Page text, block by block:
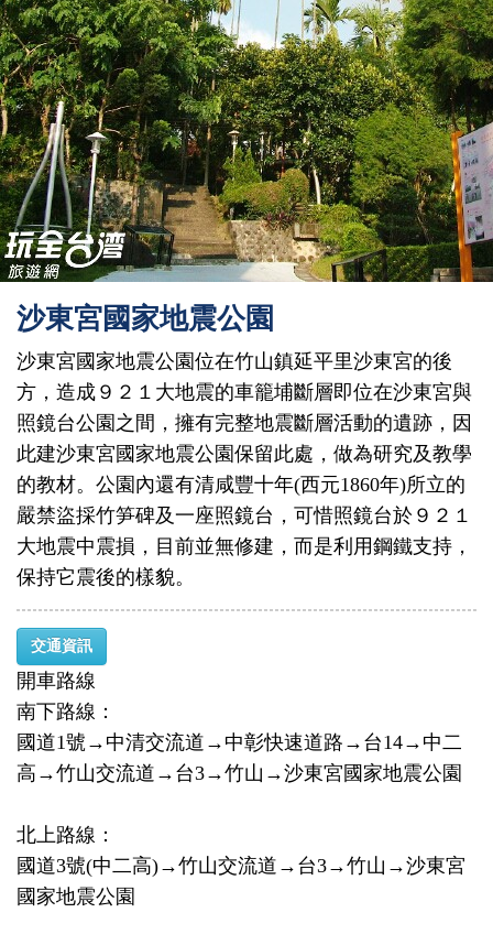
沙東宮國家地震公園
沙東宮國家地震公園位在竹山鎮延平里沙東宮的後
方，造成９２１大地震的車籠埔斷層即位在沙東宮與
照鏡台公園之間，擁有完整地震斷層活動的遺跡，因
此建沙東宮國家地震公園保留此處，做為研究及教學
的教材。公園內還有清咸豐十年(西元1860年)所立的
嚴禁盜採竹笋碑及一座照鏡台，可惜照鏡台於９２１
大地震中震損，目前並無修建，而是利用鋼鐵支持，
保持它震後的樣貌。
交通資訊
開車路線
南下路線：
國道1號→中清交流道→中彰快速道路→台14→中二
高→竹山交流道→台3→竹山→沙東宮國家地震公園
北上路線：
國道3號(中二高)→竹山交流道→台3→竹山→沙東宮
國家地震公園